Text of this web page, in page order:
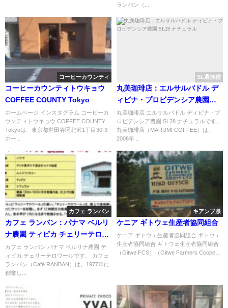
ランバン（...
コーヒーカウンティ
コーヒーカウンティトウキョウ
COFFEE COUNTY Tokyo
ホームページ インスタグラム コーヒーカ
ウンティトウキョウ COFFEE COUNTY
Tokyoは、東京都世田谷区北沢1丁目30-3
ホー...
SL選抜種
丸美珈琲店：エルサルバドル デ
ィビナ・プロビデンシア農園
SL28 ナチュラル
丸美珈琲店 エルサルバドル ディビナ・プ
ロビデンシア農園 SL28 ナチュラルです。
丸美珈琲店（MARUMI COFFEE）は、
2006年...
カフェ ランバン
カフェ ランバン：パナマ ベルリ
ナ農園 ティピカ チェリーテロワ
ール
カフェ ランバン パナマ ベルリナ農園 テ
ィピカ チェリーテロワールです。 カフェ
ランバン（Café RANBAN）は、1977年に
創業し...
キアンブ県
ケニア ギトウェ生産者協同組合
ケニア ギトウェ生産者協同組合 ギトウェ
生産者協同組合 ギトウェ生産者協同組合
（Gitwe FCS）（Gitwe Farmers Coope...